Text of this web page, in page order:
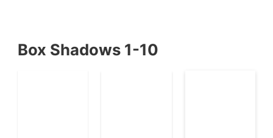
Box Shadows 1-10